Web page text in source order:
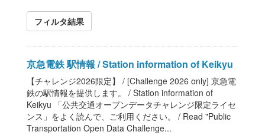
フィルタ結果
京急電鉄 駅情報 / Station information of Keikyu
【チャレンジ2026限定】 / [Challenge 2026 only] 京急電
鉄の駅情報を提供します。 / Station information of
Keikyu 「公共交通オープンデータチャレンジ限定ライセ
ンス」をよく読んで、ご利用ください。 / Read "Public
Transportation Open Data Challenge...